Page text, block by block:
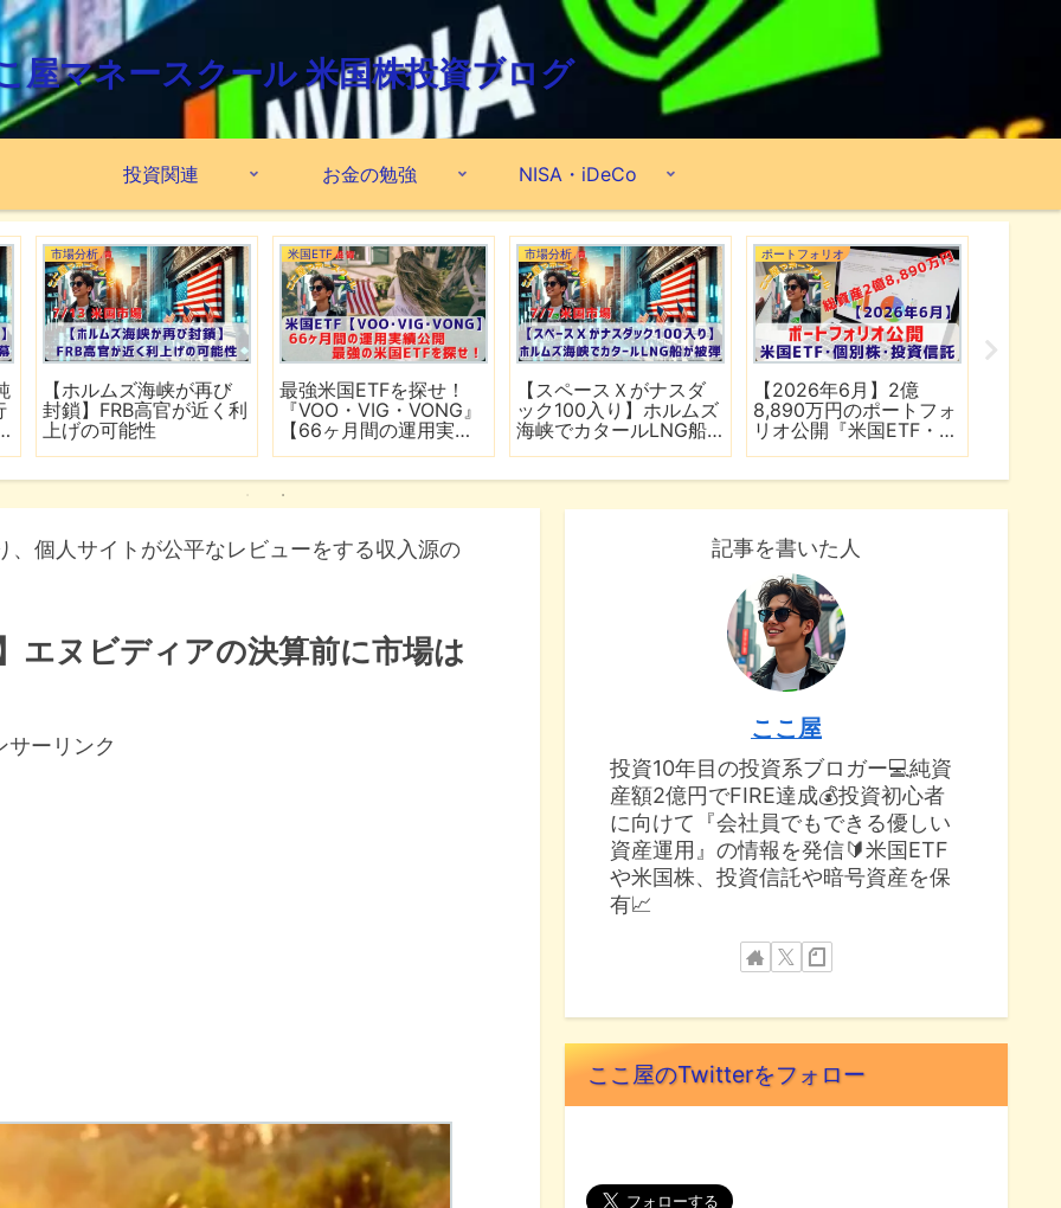
屋マネースクール 米国株投資ブログ
投資関連 お金の勉強 NISA・iDeCo
市場分析
【ホルムズ海峡が再び
封鎖】FRB高官が近く利
上げの可能性
米国ETF
最強米国ETFを探せ！
『VOO・VIG・VONG』
【66ヶ月間の運用実績
市場分析
【スペースＸがナスダ
ック100入り】ホルムズ
海峡でカタールLNG船
ポートフォリオ
【2026年6月】2億
8,890万円のポートフォ
リオ公開『米国ETF・個
個人サイトが公平なレビューをする収入源の
エヌビディアの決算前に市場は
サーリンク
記事を書いた人
ここ屋
投資10年目の投資系ブロガー💻純資
産額2億円でFIRE達成💰投資初心者
に向けて『会社員でもできる優しい
資産運用』の情報を発信🔰米国ETF
や米国株、投資信託や暗号資産を保
有📈
ここ屋のTwitterをフォロー